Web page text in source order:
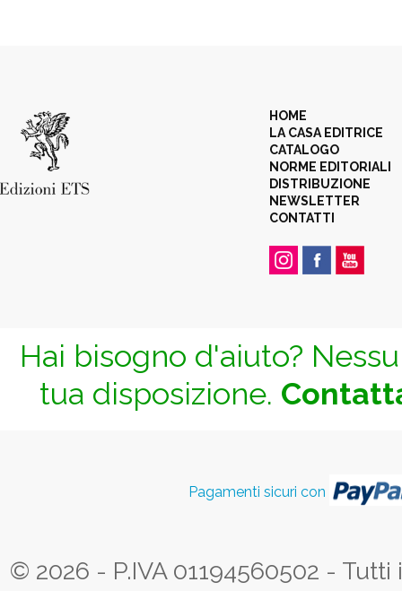
HOME
LA CASA EDITRICE
CATALOGO
NORME EDITORIALI
DISTRIBUZIONE
NEWSLETTER
CONTATTI
Hai bisogno d'aiuto?
tua disposizione.
Pagamenti sicuri con
© 2026 - P.IVA 01194560502 -